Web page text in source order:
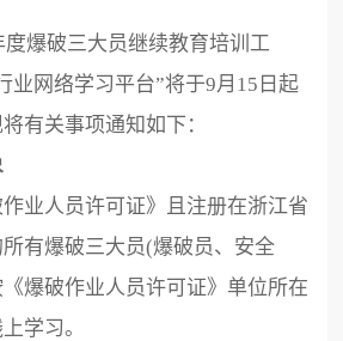
度爆破三大员继续教育培训工
业网络学习平台”将于9月15日起
有关事项通知如下：
业人员许可证》且注册在浙江省
有爆破三大员(爆破员、安全
爆破作业人员许可证》单位所在
学习。